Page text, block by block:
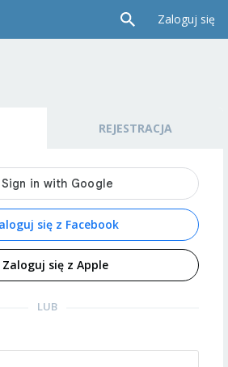
Zaloguj się
REJESTRACJA
się z Facebook
Zaloguj się z Apple
LUB